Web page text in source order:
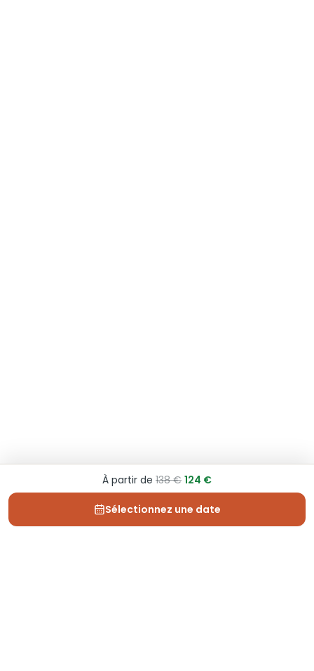
À partir de 138 € 124 €
Sélectionnez une date